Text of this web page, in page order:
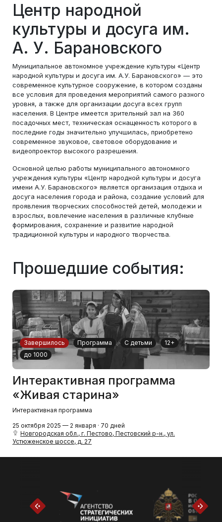
Центр народной
культуры и досуга им.
А. У. Барановского
Муниципальное автономное учреждение культуры «Центр
народной культуры и досуга им. А.У. Барановского» — это
современное культурное сооружение, в котором созданы
все условия для проведения мероприятий самого разного
уровня, а также для организации досуга всех групп
населения. В Центре имеется зрительный зал на 360
посадочных мест, техническая оснащенность которого в
последние годы значительно улучшилась, приобретено
современное звуковое, световое оборудование и
видеопроектор высокого разрешения.
Основной целью работы муниципального автономного
учреждения культуры «Центр народной культуры и досуга
имени А.У. Барановского» является организация отдыха и
досуга населения города и района, создание условий для
проявления творческих способностей детей, молодежи и
взрослых, вовлечение населения в различные клубные
формирования, сохранение и развитие народной
традиционной культуры и народного творчества.
Прошедшие события:
Завершилось Программа С детьми
12+
до 1000
Интерактивная программа
«Живая старина»
Интерактивная программа
25 октября 2025 — 2 января · 70 дней
Новгородская обл., г. Пестово, Пестовский р-н., ул.
Устюженское шоссе, д. 27